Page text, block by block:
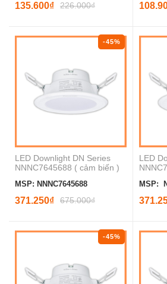
135.600₫ 226.000₫
-45%
LED Downlight DN Series
NNNC7645688 ( cảm biến )
MSP: NNNC7645688
371.250₫ 675.000₫
LED
MSP:
-45%